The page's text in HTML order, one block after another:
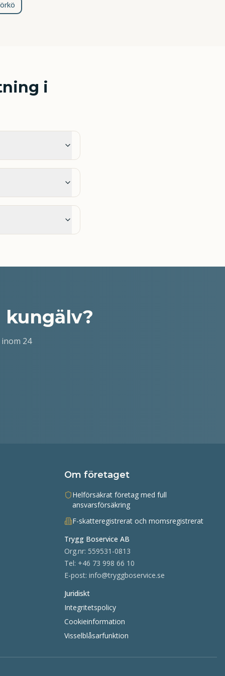
i
?
24
Om företaget
Helförsäkrat företag med full
ansvarsförsäkring
F-skatteregistrerat och momsregistrerat
Trygg Boservice AB
Org.nr: 559531-0813
Tel: +46 73 998 66 10
E-post: info@tryggboservice.se
Juridiskt
Integritetspolicy
Cookieinformation
Visselblåsarfunktion